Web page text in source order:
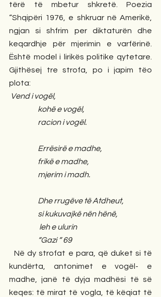
tërë të mbetur shkretë. Poezia
“Shqipëri 1976, e shkruar në Amerikë,
ngjan si shfrim per diktaturën dhe
keqardhje për mjerimin e varfërinë.
Është model i lirikës politike qytetare.
Gjithësej tre strofa, po i japim tëo
plota:
Vend i vogël,
                   kohë e vogël,
                   racion i vogël.
                   Errësirë e madhe,
                   frikë e madhe,
                   mjerim i madh.
                   Dhe rrugëve të Atdheut,
                   si kukuvajkë nën hënë,
                    leh e ulurin
                   “Gazi “ 69
  Në dy strofat e para, që duket si të
kundërta, antonimet e vogël- e
madhe, janë të dyja madhësi të së
keqes: të mirat të vogla, të këqiat të